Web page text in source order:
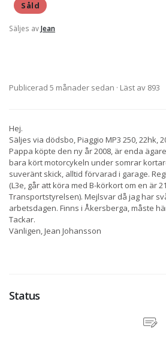
Såld
Säljes avJean
Publicerad 5 månader sedan · Läst av 893
Hej.
Säljes via dödsbo, Piaggio MP3 250, 22hk,
Pappa köpte den ny år 2008, är enda
bara kört motorcykeln under somrar
suveränt skick, alltid förvarad i garage.
(L3e, går att köra med B-körkort om en är
Transportstyrelsen). Mejlsvar då jag har
arbetsdagen. Finns i Åkersberga, måste
Tackar.
Vänligen, Jean Johansson
Status